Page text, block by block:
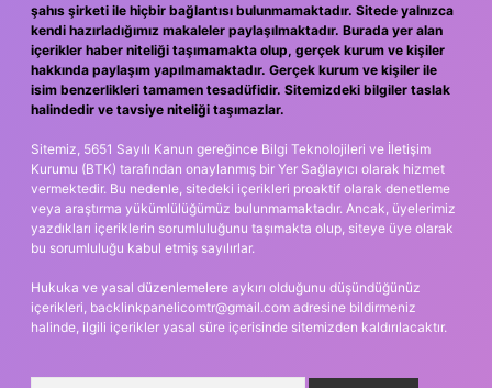
şahıs şirketi ile hiçbir bağlantısı bulunmamaktadır. Sitede yalnızca
kendi hazırladığımız makaleler paylaşılmaktadır. Burada yer alan
içerikler haber niteliği taşımamakta olup, gerçek kurum ve kişiler
hakkında paylaşım yapılmamaktadır. Gerçek kurum ve kişiler ile
isim benzerlikleri tamamen tesadüfidir. Sitemizdeki bilgiler taslak
halindedir ve tavsiye niteliği taşımazlar.
Sitemiz, 5651 Sayılı Kanun gereğince Bilgi Teknolojileri ve İletişim
Kurumu (BTK) tarafından onaylanmış bir Yer Sağlayıcı olarak hizmet
vermektedir. Bu nedenle, sitedeki içerikleri proaktif olarak denetleme
veya araştırma yükümlülüğümüz bulunmamaktadır. Ancak, üyelerimiz
yazdıkları içeriklerin sorumluluğunu taşımakta olup, siteye üye olarak
bu sorumluluğu kabul etmiş sayılırlar.
Hukuka ve yasal düzenlemelere aykırı olduğunu düşündüğünüz
içerikleri, backlinkpanelicomtr@gmail.com adresine bildirmeniz
halinde, ilgili içerikler yasal süre içerisinde sitemizden kaldırılacaktır.